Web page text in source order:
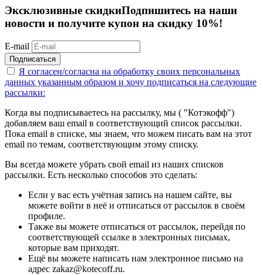
Эксклюзивные скидкиПодпишитесь на наши
новости и получите купон на скидку 10%!
E-mail
Подписаться
Я согласен/согласна на обработку своих персональных
данных указанным образом и хочу подписаться на следующие
рассылки:
Когда вы подписываетесь на рассылку, мы ( "Котэкофф")
добавляем ваш email в соответствующий список рассылки.
Пока email в списке, мы знаем, что можем писать вам на этот
email по темам, соответствующим этому списку.
Вы всегда можете убрать свой email из наших списков
рассылки. Есть несколько способов это сделать:
Если у вас есть учётная запись на нашем сайте, вы
можете войти в неё и отписаться от рассылок в своём
профиле.
Также вы можете отписаться от рассылок, перейдя по
соответствующей ссылке в электронных письмах,
которые вам приходят.
Ещё вы можете написать нам электронное письмо на
адрес zakaz@kotecoff.ru.